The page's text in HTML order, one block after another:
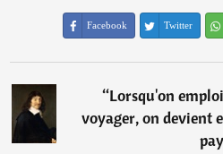
Facebook Twitter
“Lorsqu'on
voyager, on devient